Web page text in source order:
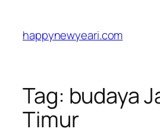
content
happynewyeari.com
Tag: budaya
Timur